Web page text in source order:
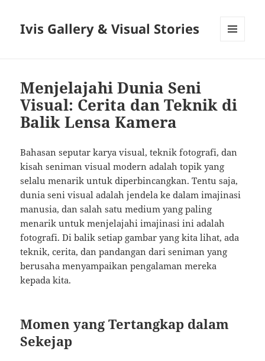
Ivis Gallery & Visual Stories
Menjelajahi Dunia Seni
Visual: Cerita dan Teknik di
Balik Lensa Kamera
Bahasan seputar karya visual, teknik fotografi, dan
kisah seniman visual modern adalah topik yang
selalu menarik untuk diperbincangkan. Tentu saja,
dunia seni visual adalah jendela ke dalam imajinasi
manusia, dan salah satu medium yang paling
menarik untuk menjelajahi imajinasi ini adalah
fotografi. Di balik setiap gambar yang kita lihat, ada
teknik, cerita, dan pandangan dari seniman yang
berusaha menyampaikan pengalaman mereka
kepada kita.
Momen yang Tertangkap dalam
Sekejap